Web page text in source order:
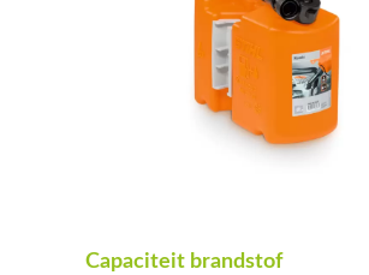
Capaciteit brandstof